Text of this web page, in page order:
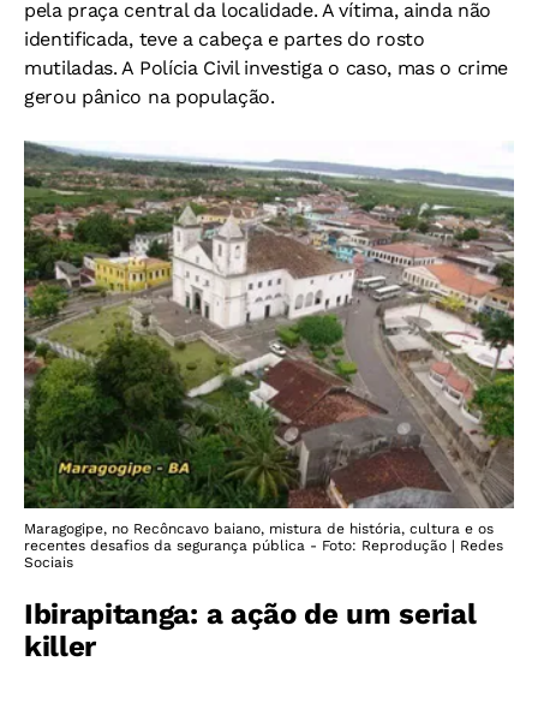
pela praça central da localidade. A vítima, ainda não
identificada, teve a cabeça e partes do rosto
mutiladas. A Polícia Civil investiga o caso, mas o crime
gerou pânico na população.
Maragogipe, no Recôncavo baiano, mistura de história, cultura e os
recentes desafios da segurança pública - Foto: Reprodução | Redes
Sociais
Ibirapitanga: a ação de um serial
killer